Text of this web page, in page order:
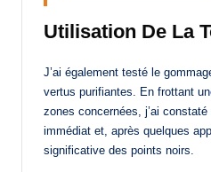
Utilisation De La
J’ai également testé le
vertus purifiantes. En frottant
zones concernées, j’ai
immédiat et, après quelques
significative des points noirs.